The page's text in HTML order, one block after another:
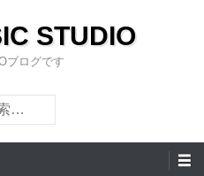
STUDIO
ブログです